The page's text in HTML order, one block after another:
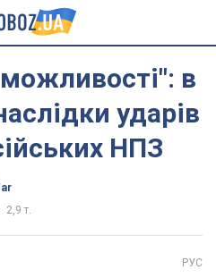
в
ударів
НПЗ
2,9 т.
РУС